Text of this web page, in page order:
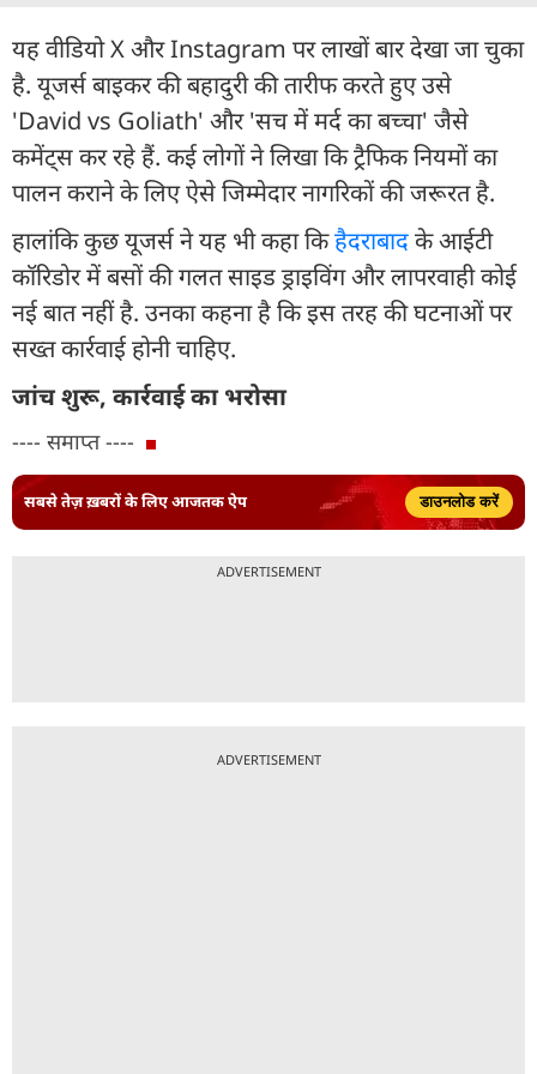
यह वीडियो X और Instagram पर लाखों बार देखा जा चुका
है. यूजर्स बाइकर की बहादुरी की तारीफ करते हुए उसे
'David vs Goliath' और 'सच में मर्द का बच्चा' जैसे
कमेंट्स कर रहे हैं. कई लोगों ने लिखा कि ट्रैफिक नियमों का
पालन कराने के लिए ऐसे जिम्मेदार नागरिकों की जरूरत है.
हालांकि कुछ यूजर्स ने यह भी कहा किहैदराबादके आईटी
कॉरिडोर में बसों की गलत साइड ड्राइविंग और लापरवाही कोई
नई बात नहीं है. उनका कहना है कि इस तरह की घटनाओं पर
सख्त कार्रवाई होनी चाहिए.
जांच शुरू, कार्रवाई का भरोसा
---- समाप्त ----
सबसे तेज़ ख़बरों के लिए आजतक ऐप डाउनलोड करें
ADVERTISEMENT
ADVERTISEMENT